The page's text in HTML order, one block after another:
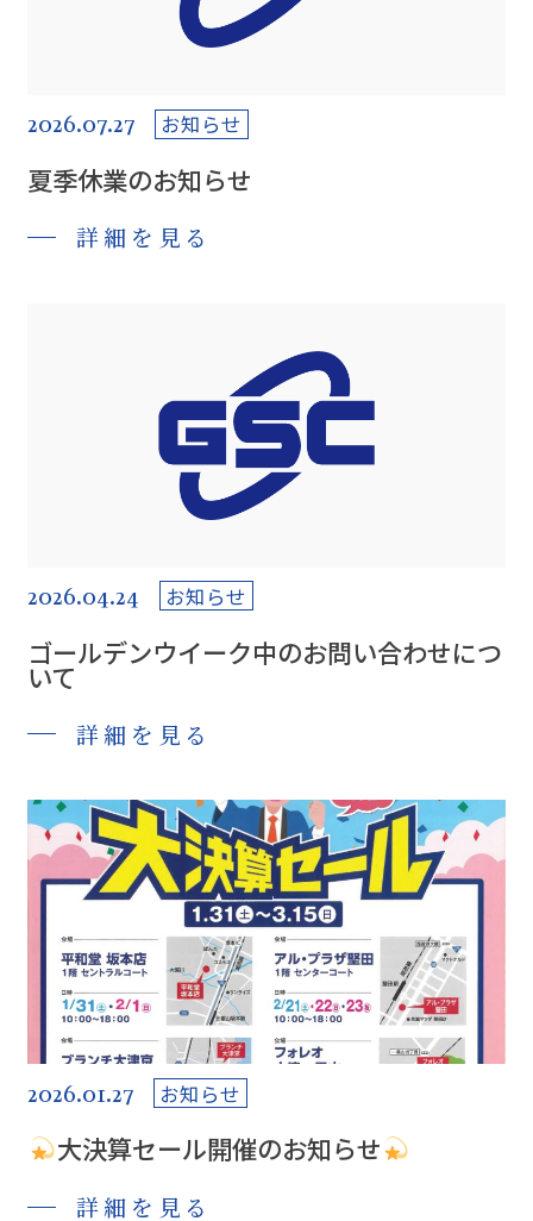
2026.07.27 お知らせ
夏季休業のお知らせ
詳細を見る
2026.04.24 お知らせ
ゴールデンウイーク中のお問い合わせにつ
いて
詳細を見る
2026.01.27 お知らせ
大決算セール開催のお知らせ
詳細を見る